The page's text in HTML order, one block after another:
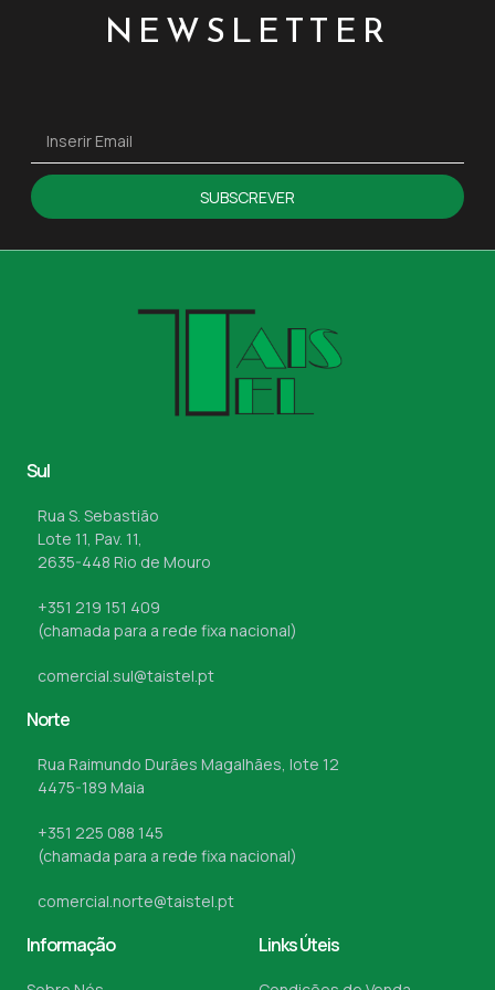
NEWSLETTER
SUBSCREVER
Sul
Rua S. Sebastião
Lote 11, Pav. 11,
2635-448 Rio de Mouro
+351 219 151 409
(chamada para a rede fixa nacional)
comercial.sul@taistel.pt
Norte
Rua Raimundo Durães Magalhães, lote 12
4475-189 Maia
+351 225 088 145
(chamada para a rede fixa nacional)
comercial.norte@taistel.pt
Informação Links Úteis